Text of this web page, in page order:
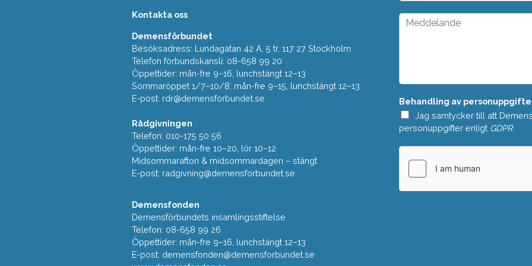
Kontakta oss
Demensförbundet
Besöksadress: Lundagatan 42 A, 5 tr, 117 27 Stockholm
Telefon förbundskansli: 08-658 99 20
Öppettider: mån-fre 9–16, lunchstängt 12–13
Sommaröppet 1/7–10/8: mån-fre 9–15, lunchstängt 12–13
E-post: rdr@demensforbundet.se
Rådgivningen
Telefon: 010-175 50 56
Öppettider: mån-fre 10–20, lör 10–12
Midsommarafton & midsommardagen – stängt
E-post: radgivning@demensforbundet.se
Demensfonden
Demensförbundets insamlingsstiftelse
Telefon: 08-658 99 26
Öppettider: mån-fre 9–16, lunchstängt 12–13
E-post: demensfonden@demensforbundet.se
t
*
o
p
M
a
d
e
*
Behandling av
Jag samtycker till att
personuppgifter enligt GDPR.